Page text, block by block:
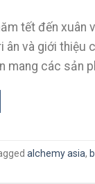
tết đến xuân
và giới thiệu
mang các sản
alchemy asia,